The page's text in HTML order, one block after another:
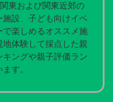
東および関東近郊の
設、子ども向けイベ
で楽しめるオススメ施
体験して採点した親
ングや親子評価ラン
す。